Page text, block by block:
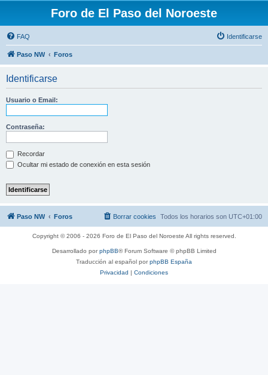
Foro de El Paso del Noroeste
FAQ Identificarse
Paso NW Foros
Identificarse
Usuario o Email:
Contraseña:
Recordar
Ocultar mi estado de conexión en esta sesión
Paso NW Foros Todos los horarios son UTC+01:00
Borrar cookies
Copyright © 2006 - 2026 Foro de El Paso del Noroeste All rights reserved.
Desarrollado porphpBB® Forum Software © phpBB Limited
Traducción al español porphpBB España
Privacidad | Condiciones